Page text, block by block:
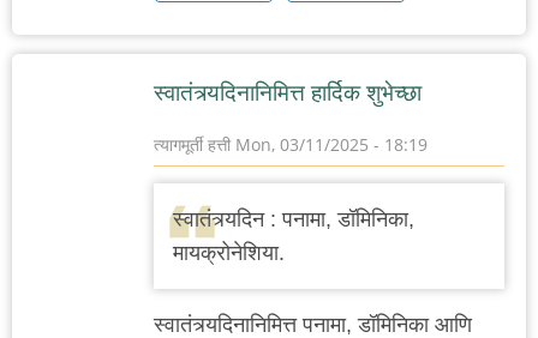
स्वातंत्र्यदिनानिमित्त हार्दिक शुभेच्छा
त्यागमूर्ती हत्ती Mon, 03/11/2025 - 18:19
स्वातंत्र्यदिन : पनामा, डॉमिनिका,
मायक्रोनेशिया.
स्वातंत्र्यदिनानिमित्त पनामा, डॉमिनिका आणि